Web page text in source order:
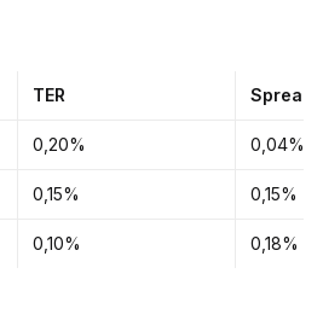
TER Spread
0,20% 0,04%
0,15% 0,15%
0,10% 0,18%